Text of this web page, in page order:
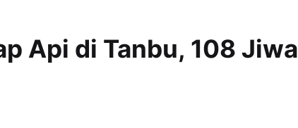
Api di Tanbu, 108 Jiwa